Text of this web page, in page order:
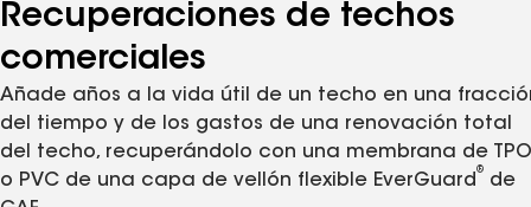
Recuperaciones de techos
comerciales
Añade años a la vida útil de un techo en una
del tiempo y de los gastos de una renovación total
del techo, recuperándolo con una membrana de TPO
o PVC de una capa de vellón flexible EverGuard
®
de